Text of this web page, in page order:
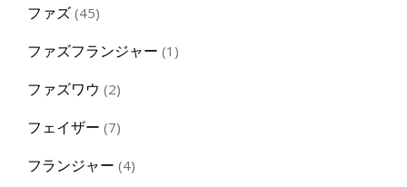
ファズ 4545
ファズフランジャー 1 1
ファズワウ 22
フェイザー 77
フランジャー 44